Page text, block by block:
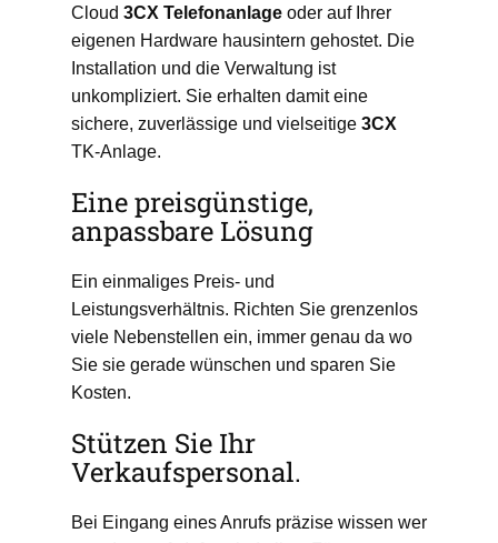
Cloud 3CX Telefonanlage oder auf Ihrer
eigenen Hardware hausintern gehostet. Die
Installation und die Verwaltung ist
unkompliziert. Sie erhalten damit eine
sichere, zuverlässige und vielseitige 3CX
TK-Anlage.
Eine preisgünstige,
anpassbare Lösung
Ein einmaliges Preis- und
Leistungsverhältnis. Richten Sie grenzenlos
viele Nebenstellen ein, immer genau da wo
Sie sie gerade wünschen und sparen Sie
Kosten.
Stützen Sie Ihr
Verkaufspersonal.
Bei Eingang eines Anrufs präzise wissen wer